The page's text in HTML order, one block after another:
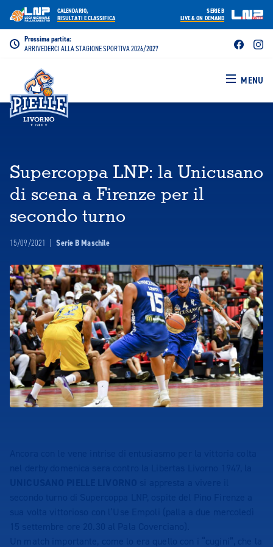
Prossima partita:
ARRIVEDERCI ALLA STAGIONE SPORTIVA 2026/2027
MENU
SERIE B
LIVE & ON DEMAND
CALENDARIO,
RISULTATI E CLASSIFICA
Supercoppa LNP: la Unicusano
di scena a Firenze per il
secondo turno
15/09/2021 | Serie B Maschile